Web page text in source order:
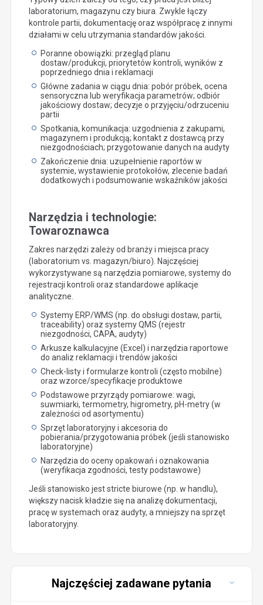
laboratorium, magazynu czy biura. Zwykle łączy
kontrole partii, dokumentację oraz współpracę z innymi
działami w celu utrzymania standardów jakości.
Poranne obowiązki: przegląd planu
dostaw/produkcji, priorytetów kontroli, wyników z
poprzedniego dnia i reklamacji
Główne zadania w ciągu dnia: pobór próbek, ocena
sensoryczna lub weryfikacja parametrów; odbiór
jakościowy dostaw; decyzje o przyjęciu/odrzuceniu
partii
Spotkania, komunikacja: uzgodnienia z zakupami,
magazynem i produkcją; kontakt z dostawcą przy
niezgodnościach; przygotowanie danych na audyty
Zakończenie dnia: uzupełnienie raportów w
systemie, wystawienie protokołów, zlecenie badań
dodatkowych i podsumowanie wskaźników jakości
Narzędzia i technologie:
Towaroznawca
Zakres narzędzi zależy od branży i miejsca pracy
(laboratorium vs. magazyn/biuro). Najczęściej
wykorzystywane są narzędzia pomiarowe, systemy do
rejestracji kontroli oraz standardowe aplikacje
analityczne.
Systemy ERP/WMS (np. do obsługi dostaw, partii,
traceability) oraz systemy QMS (rejestr
niezgodności, CAPA, audyty)
Arkusze kalkulacyjne (Excel) i narzędzia raportowe
do analiz reklamacji i trendów jakości
Check-listy i formularze kontroli (często mobilne)
oraz wzorce/specyfikacje produktowe
Podstawowe przyrządy pomiarowe: wagi,
suwmiarki, termometry, higrometry, pH-metry (w
zależności od asortymentu)
Sprzęt laboratoryjny i akcesoria do
pobierania/przygotowania próbek (jeśli stanowisko
laboratoryjne)
Narzędzia do oceny opakowań i oznakowania
(weryfikacja zgodności, testy podstawowe)
Jeśli stanowisko jest stricte biurowe (np. w handlu),
większy nacisk kładzie się na analizę dokumentacji,
pracę w systemach oraz audyty, a mniejszy na sprzęt
laboratoryjny.
Najczęściej zadawane pytania